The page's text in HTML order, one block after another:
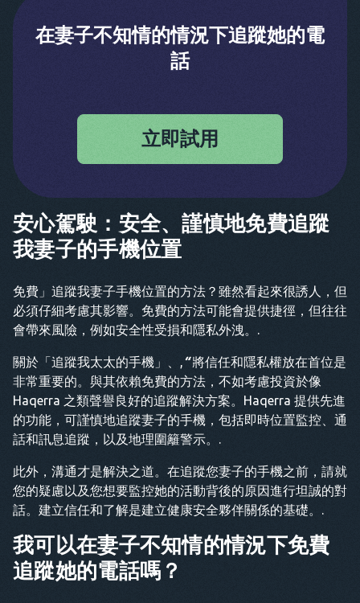
在妻子不知情的情況下追蹤她的電
話
立即試用
安心駕駛：安全、謹慎地免費追蹤
我妻子的手機位置
免費」追蹤我妻子手機位置的方法？雖然看起來很誘人，但
必須仔細考慮其影響。免費的方法可能會提供捷徑，但往往
會帶來風險，例如安全性受損和隱私外洩。.
關於「追蹤我太太的手機」、,“將信任和隱私權放在首位是
非常重要的。與其依賴免費的方法，不如考慮投資於像
Haqerra 之類聲譽良好的追蹤解決方案。Haqerra 提供先進
的功能，可謹慎地追蹤妻子的手機，包括即時位置監控、通
話和訊息追蹤，以及地理圍籬警示。.
此外，溝通才是解決之道。在追蹤您妻子的手機之前，請就
您的疑慮以及您想要監控她的活動背後的原因進行坦誠的對
話。建立信任和了解是建立健康安全夥伴關係的基礎。.
我可以在妻子不知情的情況下免費
追蹤她的電話嗎？